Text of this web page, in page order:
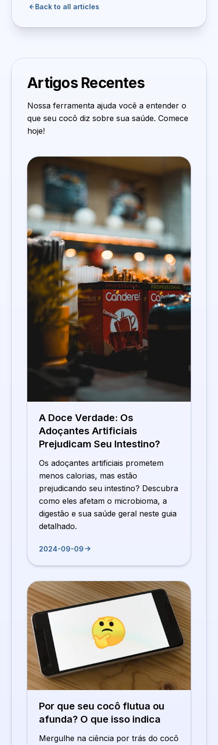
Back to all articles
Artigos Recentes
Nossa ferramenta ajuda você a entender o
que seu cocô diz sobre sua saúde. Comece
hoje!
A Doce Verdade: Os
Adoçantes Artificiais
Prejudicam Seu Intestino?
Os adoçantes artificiais prometem
menos calorias, mas estão
prejudicando seu intestino? Descubra
como eles afetam o microbioma, a
digestão e sua saúde geral neste guia
detalhado.
2024-09-09
Por que seu cocô flutua ou
afunda? O que isso indica
Mergulhe na ciência por trás do cocô